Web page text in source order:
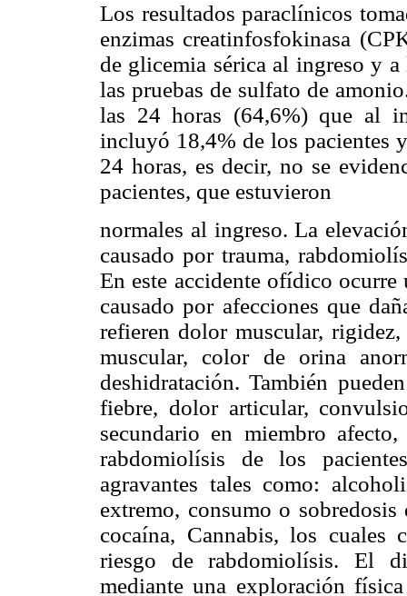
Los resultados paraclínicos
enzimas creatinfosfokinasa
de glicemia sérica al ingreso y
las pruebas de sulfato de
las 24 horas (64,6%) que al
incluyó 18,4% de los pacientes
24 horas, es decir, no se
pacientes, que estuvieron
normales al ingreso. La
causado por trauma,
En este accidente ofídico
causado por afecciones que
refieren dolor muscular,
muscular, color de orina
deshidratación. También
fiebre, dolor articular,
secundario en miembro
rabdomiolísis de los
agravantes tales como:
extremo, consumo o sobredosis
cocaína, Cannabis, los cuales
riesgo de rabdomiolísis. El
mediante una exploración